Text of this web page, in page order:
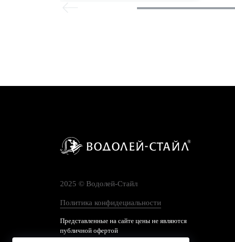
2025 © Водолей-Cтайл
Политика конфидециальности
Представленные на сайте цены не являются
публичной офертой